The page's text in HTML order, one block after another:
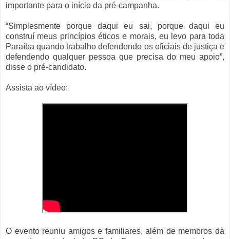
importante para o início da pré-campanha.
“Simplesmente porque daqui eu sai, porque daqui eu
construí meus princípios éticos e morais, eu levo para toda
Paraíba quando trabalho defendendo os oficiais de justiça e
defendendo qualquer pessoa que precisa do meu apoio”,
disse o pré-candidato.
Assista ao vídeo:
O evento reuniu amigos e familiares, além de membros da